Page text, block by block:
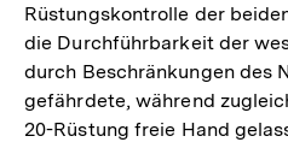
Fußnote
Rüstungskontrolle der
die Durchführbarkeit der
durch Beschränkungen des
gefährdete, während
20-Rüstung freie Hand